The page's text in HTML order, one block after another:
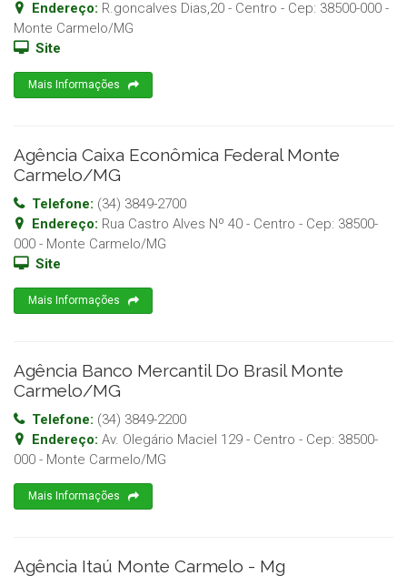
Endereço: R.goncalves Dias,20 - Centro - Cep: 38500-000 -
Monte Carmelo/MG
Site
Mais Informações
Agência Caixa Econômica Federal Monte
Carmelo/MG
Telefone: (34) 3849-2700
Endereço: Rua Castro Alves Nº 40 - Centro - Cep: 38500-
000 - Monte Carmelo/MG
Site
Mais Informações
Agência Banco Mercantil Do Brasil Monte
Carmelo/MG
Telefone: (34) 3849-2200
Endereço: Av. Olegário Maciel 129 - Centro - Cep: 38500-
000 - Monte Carmelo/MG
Mais Informações
Agência Itaú Monte Carmelo - Mg